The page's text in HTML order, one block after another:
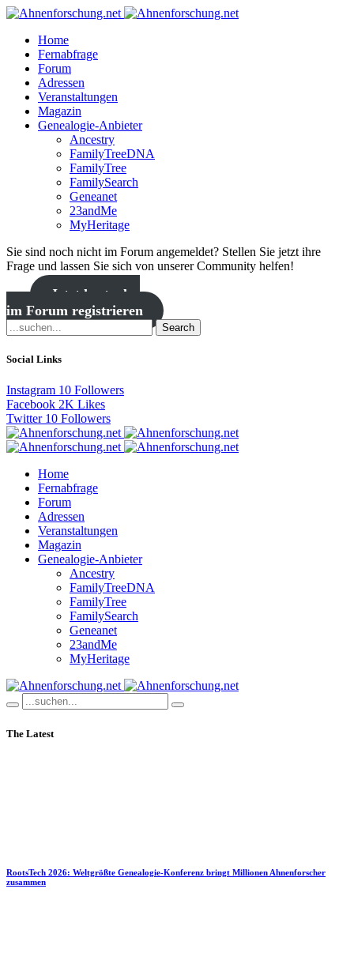
Home
Fernabfrage
Forum
Adressen
Veranstaltungen
Magazin
Genealogie-Anbieter
Ancestry
FamilyTreeDNA
FamilyTree
FamilySearch
Geneanet
23andMe
MyHeritage
Sie sind noch nicht im Forum angemeldet? Stellen Sie jetzt ihre
Frage und lassen Sie sich von unserer Community helfen!
Jetzt kostenlos
im Forum registrieren
Search
Social Links
Instagram 10 Followers
Facebook 2K Likes
Twitter 10 Followers
Home
Fernabfrage
Forum
Adressen
Veranstaltungen
Magazin
Genealogie-Anbieter
Ancestry
FamilyTreeDNA
FamilyTree
FamilySearch
Geneanet
23andMe
MyHeritage
The Latest
RootsTech 2026: Weltgrößte Genealogie-Konferenz bringt Millionen Ahnenforscher
zusammen